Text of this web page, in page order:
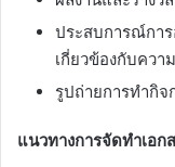
ประสบการณ์กา
เกี่ยวข้องกับควา
รูปถ่ายการทำกิ
แนวทางการจัดทำเอก